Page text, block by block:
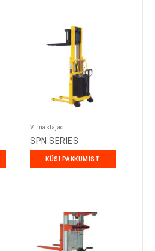
Virnastajad
SPN SERIES
KÜSI PAKKUMIST